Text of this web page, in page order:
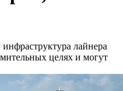
лайнера
целях и могут